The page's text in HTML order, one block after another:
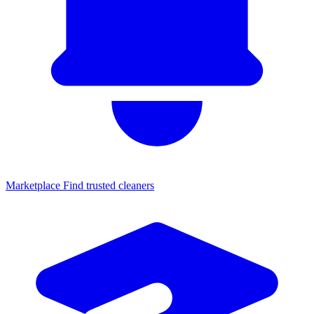
Marketplace Find trusted cleaners